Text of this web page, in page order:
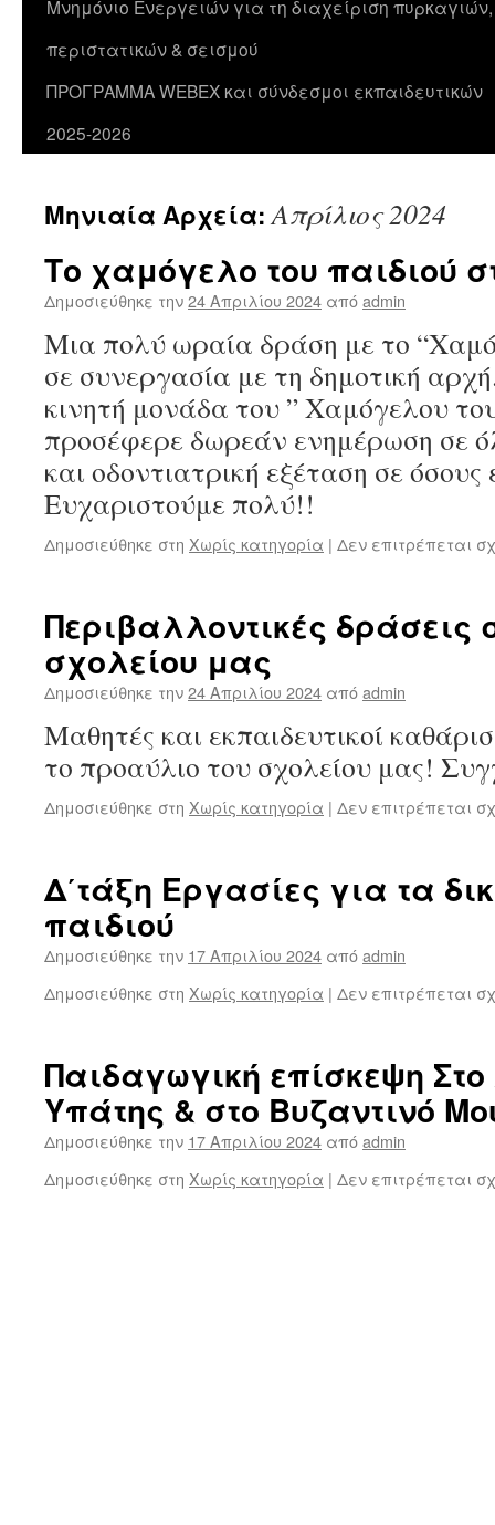
Μνημόνιο Ενεργειών για τη διαχείριση
περιστατικών & σεισμού
ΠΡΟΓΡΑΜΜΑ WEBEX και σύνδεσμοι εκπαιδευτικών
2025-2026
Μηνιαία Αρχεία:Απρίλιος 2024
Το χαμόγελο του παιδιού
Δημοσιεύθηκε την24 Απριλίου 2024 απόadmin
Μια πολύ ωραία δράση με το
σε συνεργασία με τη δημοτική
κινητή μονάδα του ” Χαμόγελου
προσέφερε δωρεάν ενημέρωση σε
και οδοντιατρική εξέταση σε όσους
Ευχαριστούμε πολύ!!
Δημοσιεύθηκε στη Χωρίς κατηγορία | Δεν επιτρέπεται
Περιβαλλοντικές δράσεις
σχολείου μας
Δημοσιεύθηκε την24 Απριλίου 2024 απόadmin
Μαθητές και εκπαιδευτικοί
το προαύλιο του σχολείου μας!
Δημοσιεύθηκε στη Χωρίς κατηγορία | Δεν επιτρέπεται
Δ΄τάξη Εργασίες για τα
παιδιού
Δημοσιεύθηκε την 17 Απριλίου 2024 απόadmin
Δημοσιεύθηκε στη Χωρίς κατηγορία | Δεν επιτρέπεται
Παιδαγωγική επίσκεψη
Υπάτης & στο Βυζαντινό
Δημοσιεύθηκε την 17 Απριλίου 2024 απόadmin
Δημοσιεύθηκε στη Χωρίς κατηγορία | Δεν επιτρέπεται